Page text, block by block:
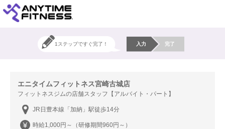
1ステップですぐ完了！ 入力 完了
エニタイムフィットネス宮崎古城店
フィットネスジムの店舗スタッフ【アルバイト・パート】
JR日豊本線「加納」駅徒歩14分
時給1,000円～（研修期間960円～）